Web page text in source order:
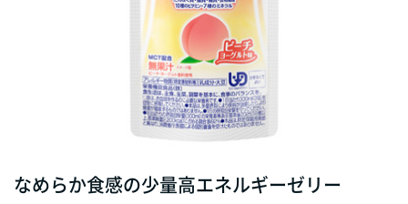
なめらか食感の少量高エネルギーゼリー